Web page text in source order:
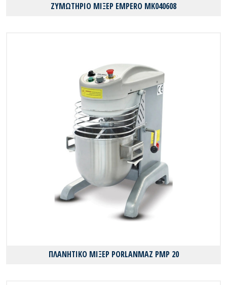
ΖΥΜΩΤΗΡΙΟ ΜΙΞΕΡ EMPERO MK040608
ΠΛΑΝΗΤΙΚΟ ΜΙΞΕΡ PORLANMAZ PMP 20